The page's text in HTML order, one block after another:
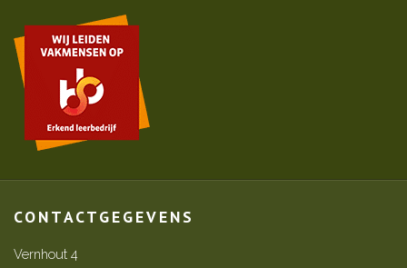
CONTACTGEGEVENS
Vernhout 4